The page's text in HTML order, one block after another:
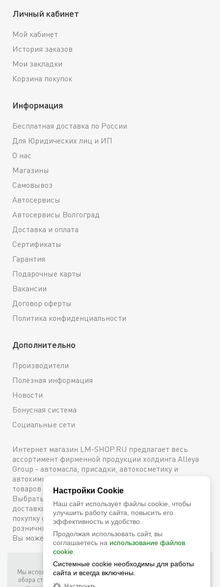
Личный кабинет
Мой кабинет
История заказов
Мои закладки
Корзина покупок
Информация
Бесплатная доставка по России
Для Юридических лиц и ИП
О нас
Магазины
Самовывоз
Автосервисы
Автосервисы Волгоград
Доставка и оплата
Сертификаты
Гарантия
Подарочные карты
Вакансии
Договор оферты
Политика конфиденциальности
Дополнительно
Производители
Полезная информация
Новости
Бонусная система
Социальные сети
Интернет магазин LM-SHOP.RU предлагает весь
ассортимент фирменной продукции холдинга Alleya
Group - автомасла, присадки, автокосметику и
автохимию. Каталог содержит подробное описание
товаров с техническими характеристиками и ценами.
Выбрать и купить оригинальную продукцию с
доставкой по Москве можно сейчас же, оформив
покупку онлайн, либо посетив один из наших
розничных магазинов. Более подробную информацию
Вы можете получить по телефону+7 (800) 600-48-38
Фирменный интернет-магазин LM Shop © 2026
Мы используем собственные куки (соокіе) и куки третьих лиц для
обора статистики, маркетинговых целей, а также для того, чтобы
Настройки Cookie
Наш сайт использует файлы cookie, чтобы
улучшить работу сайта, повысить его
эффективность и удобство.
Продолжая использовать сайт, вы
соглашаетесь на использование файлов
cookie.
Системные cookie необходимы для работы
сайта и всегда включены.